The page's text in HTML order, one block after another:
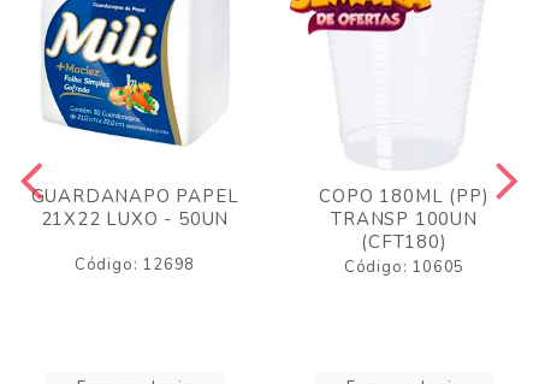
GUARDANAPO PAPEL
21X22 LUXO - 50UN
Código: 12698
COPO 180ML (PP)
TRANSP 100UN
(CFT180)
Código: 10605